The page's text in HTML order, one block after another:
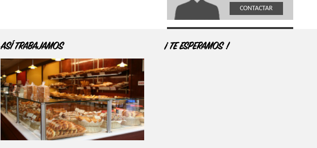
CONTACTAR
ASÍ TRABAJAMOS ¡ TE ESPERAMOS !